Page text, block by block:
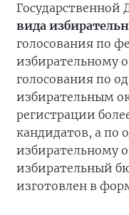
Государственной
вида
голосования по
избирательному
голосования по
избирательным
регистрации
кандидатов, а по
избирательному
избирательный
изготовлен в